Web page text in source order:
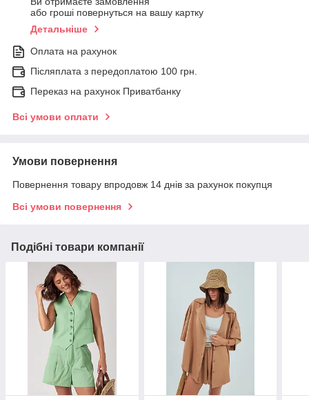
або гроші повернуться на вашу картку
Детальніше
Оплата на рахунок
Післяплата з передоплатою 100 грн.
Переказ на рахунок Приватбанку
Всі умови оплати
Умови повернення
Повернення товару впродовж 14 днів за рахунок покупця
Всі умови повернення
Подібні товари компанії